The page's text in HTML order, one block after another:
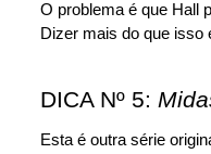
O problema é que Hall
Dizer mais do que isso
DICA Nº 5:
Esta é outra série